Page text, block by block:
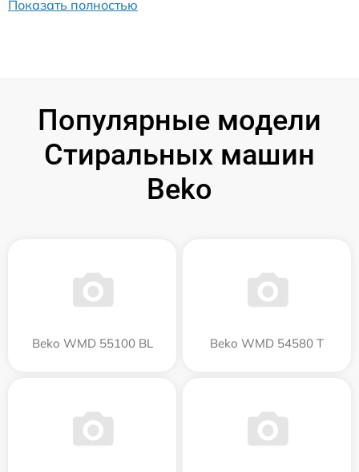
Показать полностью
Популярные модели
Стиральных машин
Beko
Beko WMD 55100 BL Beko WMD 54580 T